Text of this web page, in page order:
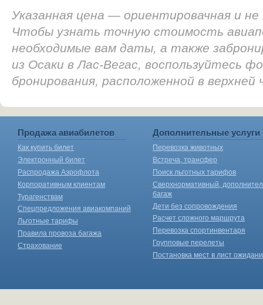
Указанная цена — ориентировачная и
Чтобы узнать точную стоимость
необходимые вам даты, а также
из Осаки в Лас-Вегас, воспользуйтесь
бронирования, расположенной в
Продажа авиабилетов
Как купить билет
Электронный билет
Распродажа Аэрофлота
Корпоративным клиентам
Турагенствам
Спецпредложения авиакомпаний
Льготные тарифы
Правила провоза багажа
Страхование
Дополнительные услуги
Перевозка животных
Встреча, трансфер
Поиск льготных тарифов
Сверхнормативный,
багаж
Дети без сопровождения
Расчет сложного маршрута
Перевозка спортинвентаря
Групповые перелеты
Постановка мест в лист